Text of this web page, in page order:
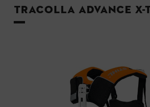
Tracolla ADVANCE X-